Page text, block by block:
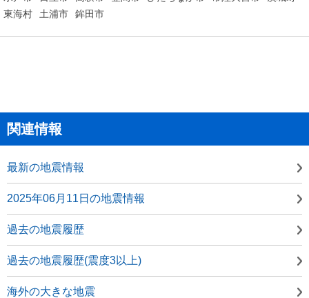
東海村
土浦市 鉾田市
関連情報
最新の地震情報
2025年06月11日の地震情報
過去の地震履歴
過去の地震履歴(震度3以上)
海外の大きな地震